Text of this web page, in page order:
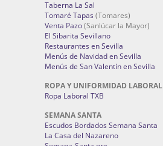
Taberna La Sal
Tomaré Tapas (Tomares)
Venta Pazo(Sanlúcar la Mayor)
El Sibarita Sevillano
Restaurantes en Sevilla
Menús de Navidad en Sevilla
Menús de San Valentín en Sevilla
ROPA Y UNIFORMIDAD LABORAL
Ropa Laboral TXB
SEMANA SANTA
Escudos Bordados Semana Santa
La Casa del Nazareno